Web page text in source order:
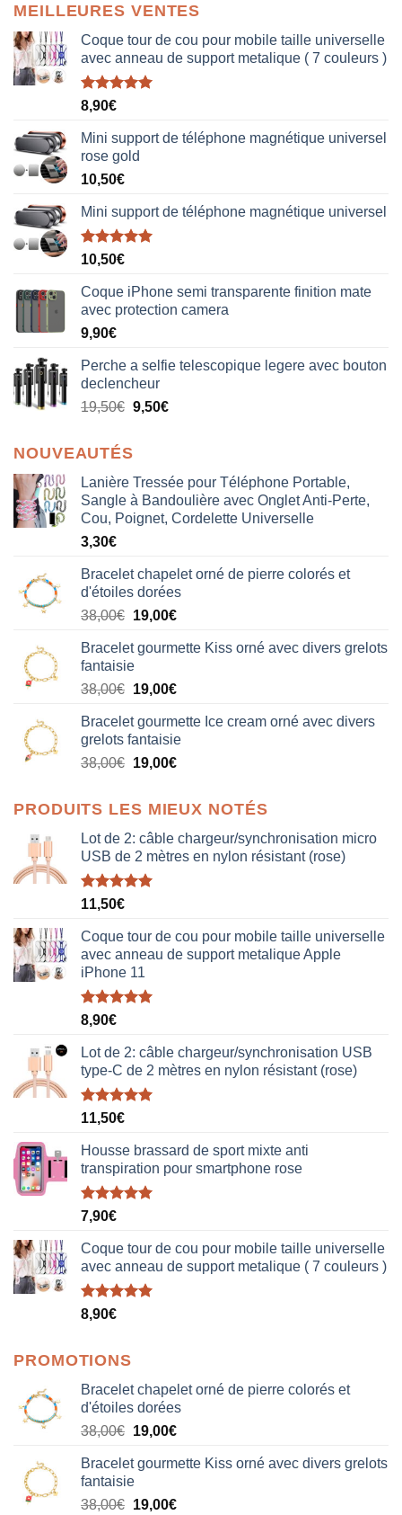
MEILLEURES VENTES
Coque tour de cou pour mobile taille universelle
avec anneau de support metalique ( 7 couleurs )
Note5.00
8,90€
Mini support de téléphone magnétique universel
rose gold
10,50€
Mini support de téléphone magnétique universel
Note5.00
10,50€
Coque iPhone semi transparente finition mate
avec protection camera
9,90€
Perche a selfie telescopique legere avec bouton
declencheur
19,50€ 9,50€
NOUVEAUTÉS
Lanière Tressée pour Téléphone Portable,
Sangle à Bandoulière avec Onglet Anti-Perte,
Cou, Poignet, Cordelette Universelle
3,30€
Bracelet chapelet orné de pierre colorés et
d'étoiles dorées
38,00€ Le
initial
était :
38,00€.
19,00€Le
actuel
19,00€.
Bracelet gourmette Kiss orné avec divers grelots
fantaisie
38,00€ Le
initial
était :
38,00€.
19,00€Le
actuel
est :
19,00€.
Bracelet gourmette Ice cream orné avec divers
grelots fantaisie
38,00€ Le
était :
38,00€.
19,00€Le
est :
19,00€.
PRODUITS LES MIEUX NOTÉS
Lot de 2: câble chargeur/synchronisation micro
USB de 2 mètres en nylon résistant (rose)
Note5.00
11,50€
Coque tour de cou pour mobile taille universelle
avec anneau de support metalique Apple
iPhone 11
Note5.00
8,90€
Lot de 2: câble chargeur/synchronisation USB
type-C de 2 mètres en nylon résistant (rose)
Note5.00
11,50€
Housse brassard de sport mixte anti
transpiration pour smartphone rose
Note5.00
7,90€
Coque tour de cou pour mobile taille universelle
avec anneau de support metalique ( 7 couleurs )
Note5.00
8,90€
PROMOTIONS
Bracelet chapelet orné de pierre colorés et
d'étoiles dorées
38,00€ Le
initial
était :
38,00€.
19,00€Le
actuel
19,00€.
Bracelet gourmette Kiss orné avec divers grelots
fantaisie
38,00€ Le
19,00€Le